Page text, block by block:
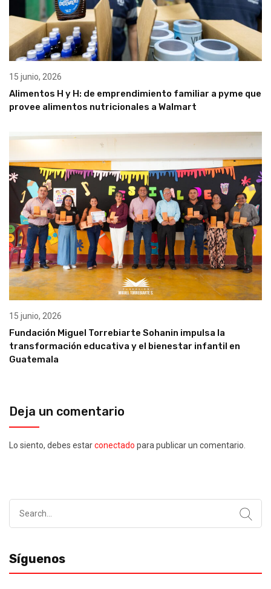
15 junio, 2026
Alimentos H y H: de emprendimiento familiar a pyme que
provee alimentos nutricionales a Walmart
15 junio, 2026
Fundación Miguel Torrebiarte Sohanin impulsa la
transformación educativa y el bienestar infantil en
Guatemala
Deja un comentario
Lo siento, debes estarconectado para publicar un comentario.
Síguenos